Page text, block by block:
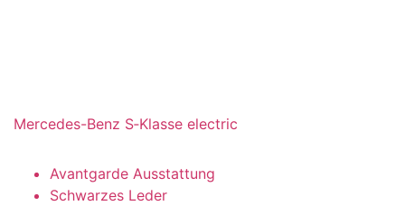
Mercedes-Benz S‑Klasse electric
Avantgarde Ausstattung
Schwarzes Leder